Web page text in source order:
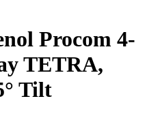
Procom 4-
TETRA,
Tilt